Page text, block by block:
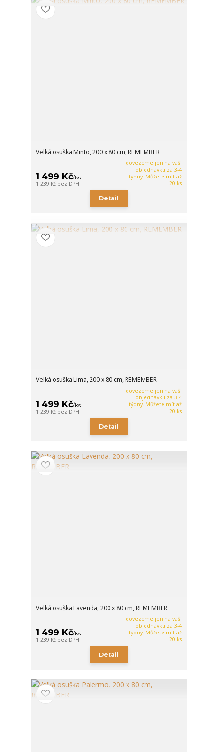
Velká osuška Minto, 200 x 80 cm, REMEMBER
1 499 Kč/ks
1 239 Kč bez DPH
dovezeme jen na vaší
objednávku za 3-4
týdny. Můžete mít až
20 ks
Detail
Velká osuška Lima, 200 x 80 cm, REMEMBER
1 499 Kč/ks
1 239 Kč bez DPH
dovezeme jen na vaší
objednávku za 3-4
týdny. Můžete mít až
20 ks
Detail
Velká osuška Lavenda, 200 x 80 cm, REMEMBER
1 499 Kč/ks
1 239 Kč bez DPH
dovezeme jen na vaší
objednávku za 3-4
týdny. Můžete mít až
20 ks
Detail